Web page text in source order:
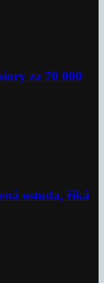
za 70 000
ostuda, říká